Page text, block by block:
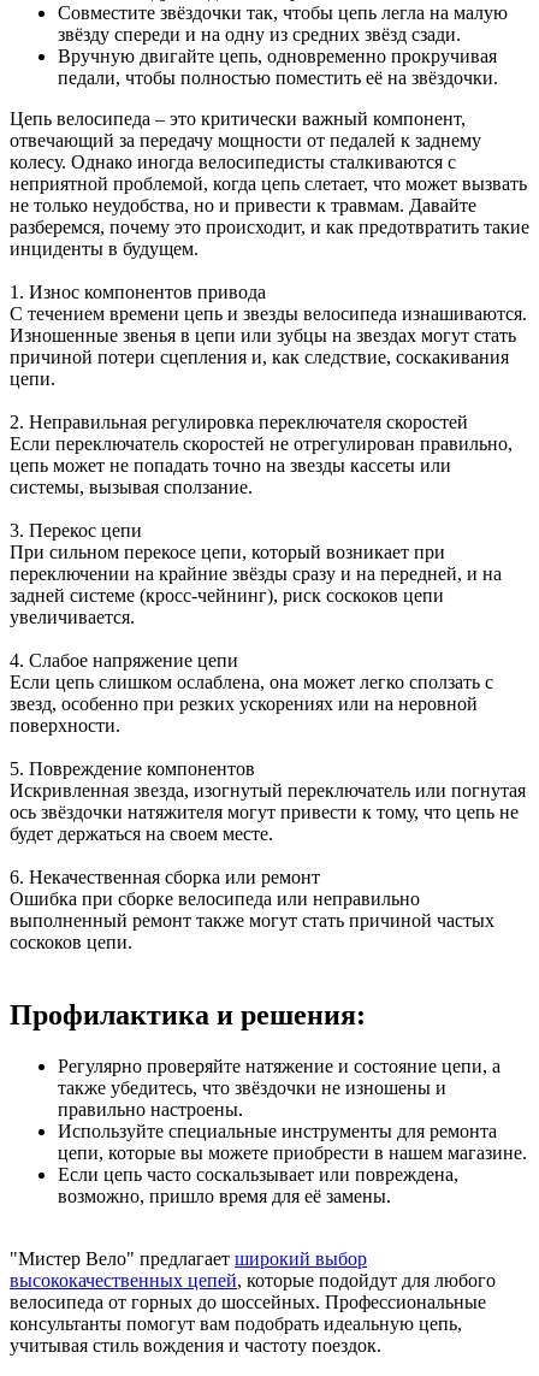
Совместите звёздочки так, чтобы цепь легла на малую
звёзду спереди и на одну из средних звёзд сзади.
Вручную двигайте цепь, одновременно прокручивая
педали, чтобы полностью поместить её на звёздочки.
Цепь велосипеда – это критически важный компонент,
отвечающий за передачу мощности от педалей к заднему
колесу. Однако иногда велосипедисты сталкиваются с
неприятной проблемой, когда цепь слетает, что может вызвать
не только неудобства, но и привести к травмам. Давайте
разберемся, почему это происходит, и как предотвратить такие
инциденты в будущем.
1. Износ компонентов привода
С течением времени цепь и звезды велосипеда изнашиваются.
Изношенные звенья в цепи или зубцы на звездах могут стать
причиной потери сцепления и, как следствие, соскакивания
цепи.
2. Неправильная регулировка переключателя скоростей
Если переключатель скоростей не отрегулирован правильно,
цепь может не попадать точно на звезды кассеты или
системы, вызывая сползание.
3. Перекос цепи
При сильном перекосе цепи, который возникает при
переключении на крайние звёзды сразу и на передней, и на
задней системе (кросс-чейнинг), риск соскоков цепи
увеличивается.
4. Слабое напряжение цепи
Если цепь слишком ослаблена, она может легко сползать с
звезд, особенно при резких ускорениях или на неровной
поверхности.
5. Повреждение компонентов
Искривленная звезда, изогнутый переключатель или погнутая
ось звёздочки натяжителя могут привести к тому, что цепь не
будет держаться на своем месте.
6. Некачественная сборка или ремонт
Ошибка при сборке велосипеда или неправильно
выполненный ремонт также могут стать причиной частых
соскоков цепи.
Профилактика и решения:
Регулярно проверяйте натяжение и состояние цепи, а
также убедитесь, что звёздочки не изношены и
правильно настроены.
Используйте специальные инструменты для ремонта
цепи, которые вы можете приобрести в нашем магазине.
Если цепь часто соскальзывает или повреждена,
возможно, пришло время для её замены.
"Мистер Вело" предлагает широкий выбор
высококачественных цепей, которые подойдут для любого
велосипеда от горных до шоссейных. Профессиональные
консультанты помогут вам подобрать идеальную цепь,
учитывая стиль вождения и частоту поездок.